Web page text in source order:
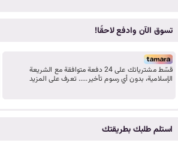
تسوق الآن وادفع لاحقًا!
قسّط مشترياتك على 24 دفعة متوافقة مع الشريعة
الإسلامية، بدون أي رسوم تأخير..... تعرف على المزيد
استلم طلبك بطريقتك